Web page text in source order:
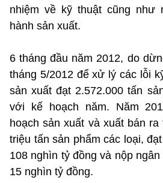
nhiệm về kỹ thuật cũng như
hành sản xuất.
6 tháng đầu năm 2012, do
tháng 5/2012 để xử lý các lỗi
sản xuất đạt 2.572.000 tấn
với kế hoạch năm. Năm
hoạch sản xuất và xuất bán
triệu tấn sản phẩm các loại,
108 nghìn tỷ đồng và nộp
15 nghìn tỷ đồng.